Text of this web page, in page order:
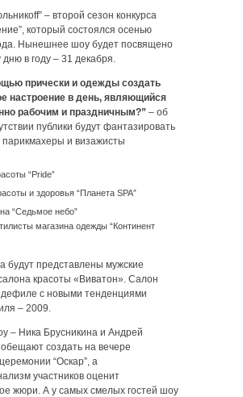
– второй сезон конкурса
который состоялся осенью
Нынешнее шоу будет посвящено
в году – 31 декабря.
прически и одежды создать
настроение в день, являющийся
рабочим и праздничным?” – об
публики будут фантазировать
парикмахеры и визажисты
“Pride”
и здоровья “Планета SPA”
“Седьмое небо”
магазина одежды “Континент
будут представлены мужские
красоты «Виватон». Салон
дефиле с новыми тенденциями
– 2009.
– Ника Брусникина и Андрей
обещают создать на вечере
“Оскар”, а
участников оценит
жюри. А у самых смелых гостей шоу